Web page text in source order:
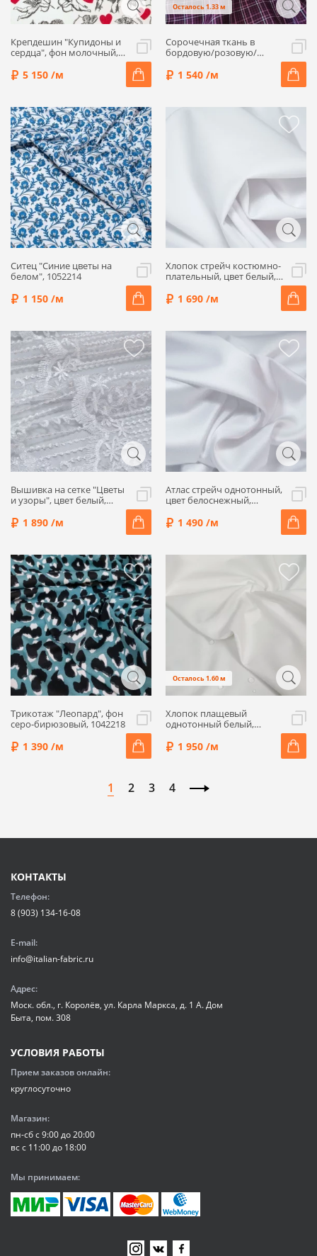
Крепдешин "Купидоны и
сердца", фон молочный,
5 150 /м
Осталось 1.33 м
Сорочечная ткань в
бордовую/розовую/
1 540 /м
Ситец "Синие цветы на
белом", 1052214
1 150 /м
Хлопок стрейч костюмно-
плательный, цвет белый,
1 690 /м
Вышивка на сетке "Цветы
и узоры", цвет белый,
1 890 /м
Атлас стрейч однотонный,
цвет белоснежный,
1 490 /м
Трикотаж "Леопард", фон
серо-бирюзовый, 1042218
1 390 /м
Осталось 1.60 м
Хлопок плащевый
однотонный белый,
1 950 /м
1 2 3 4
КОНТАКТЫ
Телефон:
8 (903) 134-16-08
E-mail:
info@italian-fabric.ru
Адрес:
Моск. обл., г. Королёв, ул. Карла Маркса, д. 1 А. Дом
Быта, пом. 308
УСЛОВИЯ РАБОТЫ
Прием заказов онлайн:
круглосуточно
Магазин:
пн-сб с 9:00 до 20:00
вс с 11:00 до 18:00
Мы принимаем: